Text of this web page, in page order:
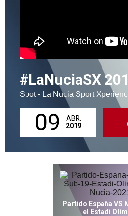
#LaNuciaSX
Spot - La Nucia Sport
09
ABR.
2019
Partido España VS
el Estadi